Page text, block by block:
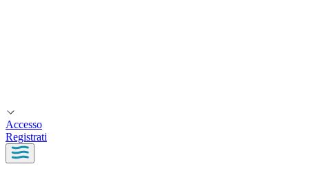
Accesso
Registrati